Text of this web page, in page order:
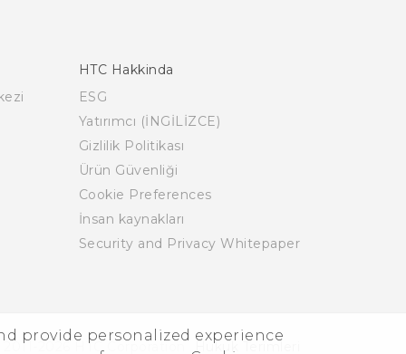
provide personalized experience
HTC Hakkinda
ESG
Yatırımcı (İNGİLİZCE)
Gizlilik Politikası
Ürün Güvenliği
Cookie Preferences
İnsan kaynakları
Security and Privacy Whitepaper
2026 HTC Corporation Hukuk Terimleri